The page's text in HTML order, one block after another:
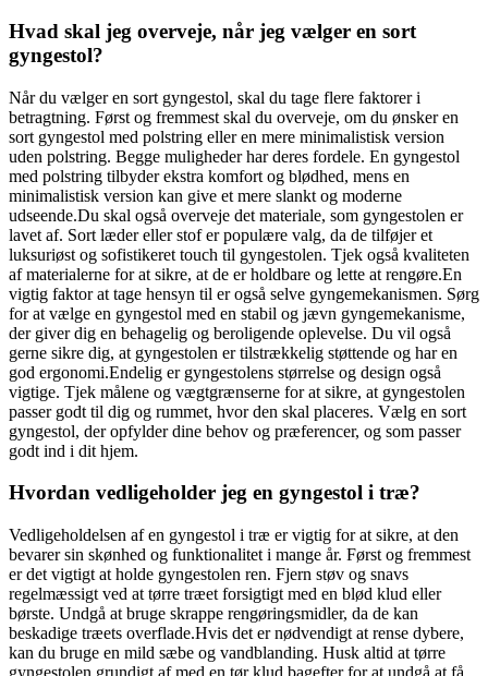
Hvad skal jeg overveje, når jeg vælger en sort
gyngestol?
Når du vælger en sort gyngestol, skal du tage flere faktorer i
betragtning. Først og fremmest skal du overveje, om du ønsker en
sort gyngestol med polstring eller en mere minimalistisk version
uden polstring. Begge muligheder har deres fordele. En gyngestol
med polstring tilbyder ekstra komfort og blødhed, mens en
minimalistisk version kan give et mere slankt og moderne
udseende.Du skal også overveje det materiale, som gyngestolen er
lavet af. Sort læder eller stof er populære valg, da de tilføjer et
luksuriøst og sofistikeret touch til gyngestolen. Tjek også kvaliteten
af ​​materialerne for at sikre, at de er holdbare og lette at rengøre.En
vigtig faktor at tage hensyn til er også selve gyngemekanismen. Sørg
for at vælge en gyngestol med en stabil og jævn gyngemekanisme,
der giver dig en behagelig og beroligende oplevelse. Du vil også
gerne sikre dig, at gyngestolen er tilstrækkelig støttende og har en
god ergonomi.Endelig er gyngestolens størrelse og design også
vigtige. Tjek målene og vægtgrænserne for at sikre, at gyngestolen
passer godt til dig og rummet, hvor den skal placeres. Vælg en sort
gyngestol, der opfylder dine behov og præferencer, og som passer
godt ind i dit hjem.
Hvordan vedligeholder jeg en gyngestol i træ?
Vedligeholdelsen af en gyngestol i træ er vigtig for at sikre, at den
bevarer sin skønhed og funktionalitet i mange år. Først og fremmest
er det vigtigt at holde gyngestolen ren. Fjern støv og snavs
regelmæssigt ved at tørre træet forsigtigt med en blød klud eller
børste. Undgå at bruge skrappe rengøringsmidler, da de kan
beskadige træets overflade.Hvis det er nødvendigt at rense dybere,
kan du bruge en mild sæbe og vandblanding. Husk altid at tørre
gyngestolen grundigt af med en tør klud bagefter for at undgå at få